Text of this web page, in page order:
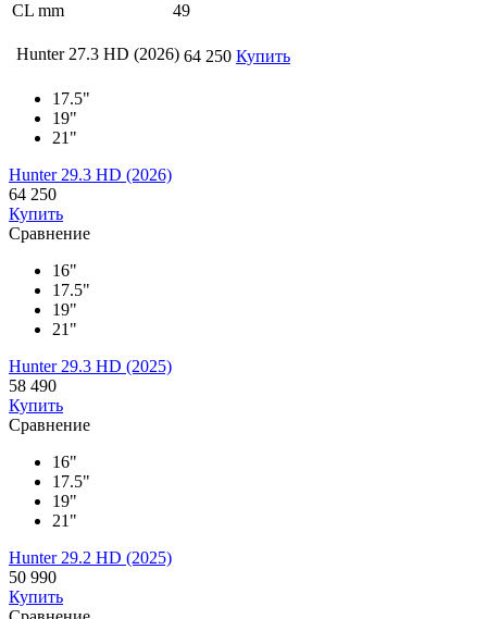
CL mm
49
Hunter 27.3 HD (2026) 64 250 Купить
17.5"
19"
21"
Hunter 29.3 HD (2026)
64 250
Купить
Сравнение
16"
17.5"
19"
21"
Hunter 29.3 HD (2025)
58 490
Купить
Сравнение
16"
17.5"
19"
21"
Hunter 29.2 HD (2025)
50 990
Купить